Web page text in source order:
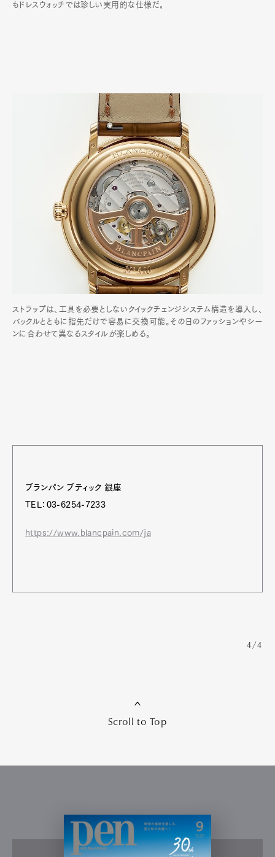
もドレスウォッチでは珍しい実用的な仕様だ｡
ストラップは、工具を必要としないクイックチェンジシステム構造を導入し、
バックルとともに指先だけで容易に交換可能。その日のファッションやシー
ンに合わせて異なるスタイルが楽しめる。
ブランパン ブティック 銀座
TEL：03-6254-7233
https://www.blancpain.com/ja
4/4
Scroll to Top